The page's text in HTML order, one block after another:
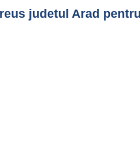
judetul Arad